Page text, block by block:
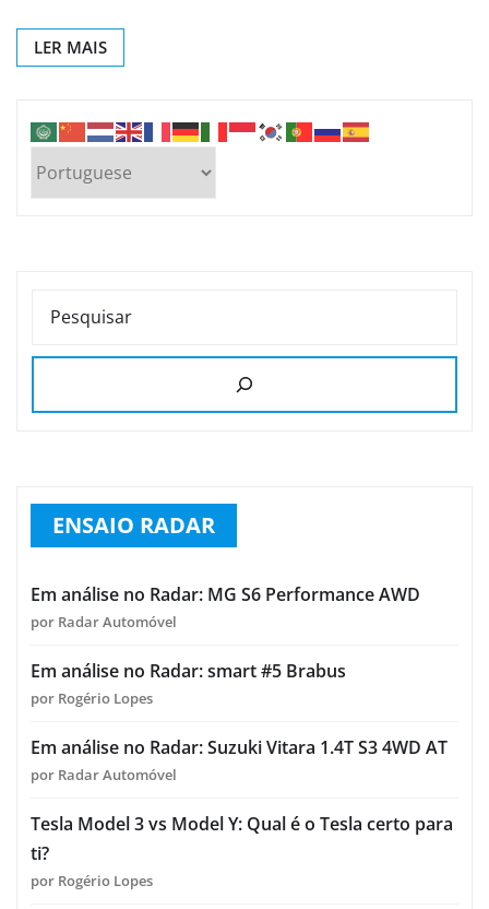
LER MAIS
PESQUISAR
ENSAIO RADAR
Em análise no Radar: MG S6 Performance AWD
por Radar Automóvel
Em análise no Radar: smart #5 Brabus
por Rogério Lopes
Em análise no Radar: Suzuki Vitara 1.4T S3 4WD AT
por Radar Automóvel
Tesla Model 3 vs Model Y: Qual é o Tesla certo para
ti?
por Rogério Lopes